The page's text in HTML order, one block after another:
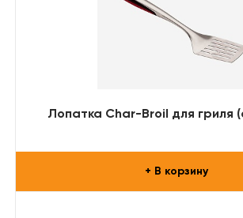
Лопатка Char-Broil для гриля
+ В корзину